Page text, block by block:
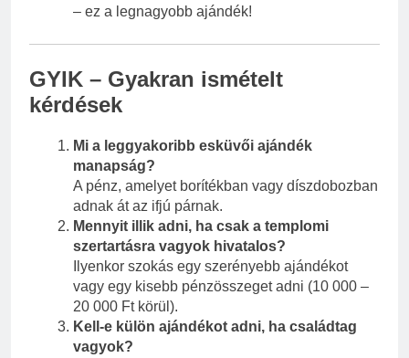
– ez a legnagyobb ajándék!
GYIK – Gyakran ismételt
kérdések
Mi a leggyakoribb esküvői ajándék
manapság?
A pénz, amelyet borítékban vagy díszdobozban
adnak át az ifjú párnak.
Mennyit illik adni, ha csak a templomi
szertartásra vagyok hivatalos?
Ilyenkor szokás egy szerényebb ajándékot
vagy egy kisebb pénzösszeget adni (10 000 –
20 000 Ft körül).
Kell-e külön ajándékot adni, ha családtag
vagyok?